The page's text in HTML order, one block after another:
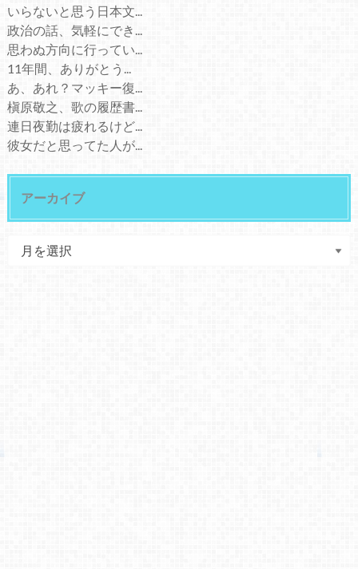
いらないと思う日本文...
政治の話、気軽にでき...
思わぬ方向に行ってい...
11年間、ありがとう...
あ、あれ？マッキー復...
槇原敬之、歌の履歴書...
連日夜勤は疲れるけど...
彼女だと思ってた人が...
アーカイブ